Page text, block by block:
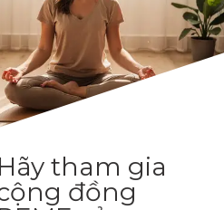
hoạt toàn
tố môi
đến
Hãy tham gia
đồng